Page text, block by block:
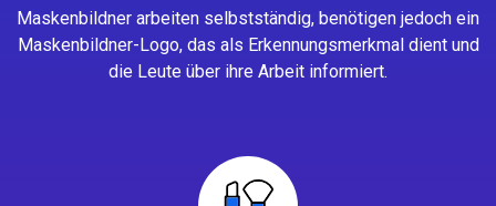
Maskenbildner arbeiten selbstständig, benötigen jedoch ein
Maskenbildner-Logo, das als Erkennungsmerkmal dient und
die Leute über ihre Arbeit informiert.